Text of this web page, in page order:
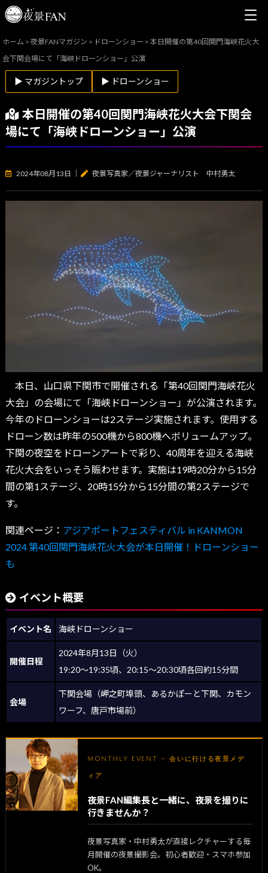
ホーム >夜景FANマガジン > ドローンショー >本日開催の第40回関門海峡花火大
会下関会場にて「海峡ドローンショー」公演
▶ マガジントップ ▶ ドローンショー
本日開催の第40回関門海峡花火大会下関会
場にて「海峡ドローンショー」公演
2024年08月13日 夜景写真家／夜景ジャーナリスト 中村勇太
本日、山口県下関市で開催される「第40回関門海峡花火
大会」の会場にて「海峡ドローンショー」が公演されます。
今年のドローンショーは2ステージ実施されます。使用する
ドローン数は昨年の500機から800機へボリュームアップ。
下関の夜空をドローンアートで彩り、40周年を迎える海峡
花火大会をいっそう賑わせます。実施は19時20分から15分
間の第1ステージ、20時15分から15分間の第2ステージで
す。
関連ページ： アジアポートフェスティバル in KANMON
2024 第40回関門海峡花火大会が本日開催！ドローンショー
も
イベント概要
イベント名 海峡ドローンショー
開催日程
2024年8月13日（火）
19:20～19:35頃、20:15～20:30頃各回約15分間
会場
下関会場（岬之町埠頭、あるかぽーと下関、カモン
ワーフ、唐戸市場前）
MONTHLY EVENT — 会いに行ける夜景メデ
ィア
夜景FAN編集長と一緒に、夜景を撮りに
行きませんか？
夜景写真家・中村勇太が直接レクチャーする毎
月開催の夜景撮影会。初心者歓迎・スマホ参加
OK。